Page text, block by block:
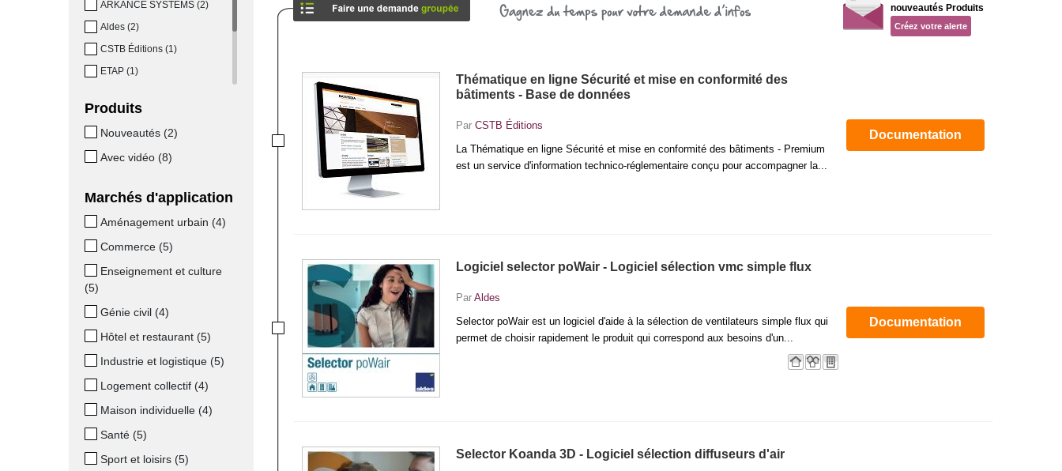
2D et 3D
Dernier domaine dans lequel les logiciels de calcul peuvent faire des merveilles et vous simplifier grandement le travail : les plans 2D et 3D. Grâce à l’expertise des logiciels de CAO, vous obtenez à partir des métrés
ARKANCE SYSTEMS (2)
Aldes (2)
CSTB Éditions (1)
ETAP (1)
Kelvin Technologies (1)
Perrenoud (1)
TRACE SOFTWARE (2)
Zw France (1)
Produits
Nouveautés (2)
Avec vidéo (8)
Marchés d'application
Aménagement urbain (4)
Commerce (5)
Enseignement et culture
(5)
Génie civil (4)
Hôtel et restaurant (5)
Industrie et logistique (5)
Logement collectif (4)
Maison individuelle (4)
Santé (5)
Sport et loisirs (5)
nouveautés Produits
Créez votre alerte
Documentation
Thématique en ligne Sécurité et mise en conformité des
bâtiments - Base de données
Par CSTB Éditions
La Thématique en ligne Sécurité et mise en conformité des bâtiments - Premium
est un service d'information technico-réglementaire conçu pour accompagner la...
Documentation
Logiciel selector poWair - Logiciel sélection vmc simple flux
Par Aldes
Selector poWair est un logiciel d'aide à la sélection de ventilateurs simple flux qui
permet de choisir rapidement le produit qui correspond aux besoins d'un...
Selector Koanda 3D - Logiciel sélection diffuseurs d'air